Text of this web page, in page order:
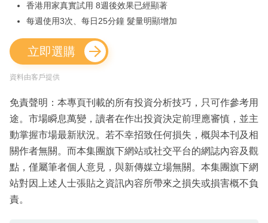
香港用家真實試用 8週後效果已經顯著
每週使用3次、每日25分鐘 髮量明顯增加
立即選購
資料由客戶提供
免責聲明：本專頁刊載的所有投資分析技巧，只可作參考用
途。市場瞬息萬變，讀者在作出投資決定前理應審慎，並主
動掌握市場最新狀況。若不幸招致任何損失，概與本刊及相
關作者無關。而本集團旗下網站或社交平台的網誌內容及觀
點，僅屬筆者個人意見，與新傳媒立場無關。本集團旗下網
站對因上述人士張貼之資訊內容所帶來之損失或損害概不負
責。